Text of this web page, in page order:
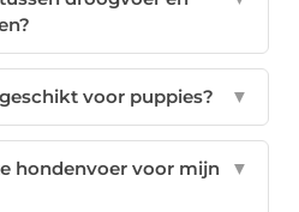
voor puppies? ▼
hondenvoer voor mijn
▼